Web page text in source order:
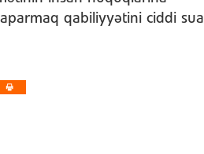
qabiliyyətini ciddi sual